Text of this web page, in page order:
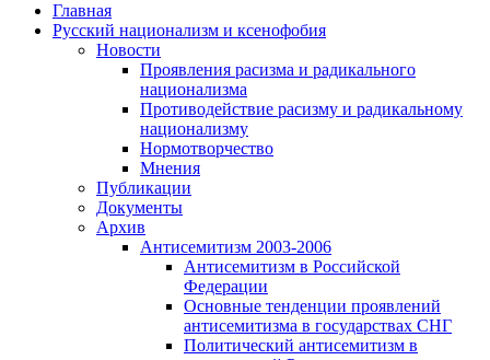
Главная
Русский национализм и ксенофобия
Новости
Проявления расизма и радикального
национализма
Противодействие расизму и радикальному
национализму
Нормотворчество
Мнения
Публикации
Документы
Архив
Антисемитизм 2003-2006
Антисемитизм в Российской
Федерации
Основные тенденции проявлений
антисемитизма в государствах СНГ
Политический антисемитизм в